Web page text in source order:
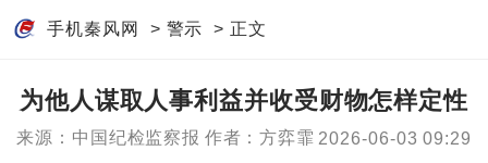
手机秦风网 > 警示 > 正文
为他人谋取人事利益并收受财物怎样定性
来源：中国纪检监察报 作者：方弈霏 2026-06-03 09:29